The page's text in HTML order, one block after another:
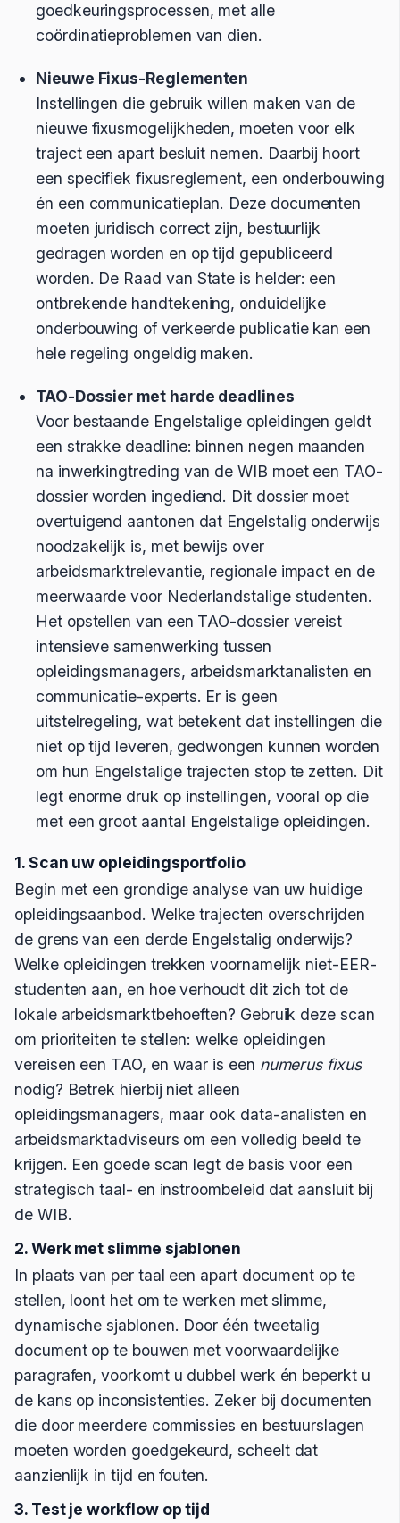
goedkeuringsprocessen, met alle
coördinatieproblemen van dien.
Nieuwe Fixus-Reglementen
Instellingen die gebruik willen maken van de
nieuwe fixusmogelijkheden, moeten voor elk
traject een apart besluit nemen. Daarbij hoort
een specifiek fixusreglement, een onderbouwing
én een communicatieplan. Deze documenten
moeten juridisch correct zijn, bestuurlijk
gedragen worden en op tijd gepubliceerd
worden. De Raad van State is helder: een
ontbrekende handtekening, onduidelijke
onderbouwing of verkeerde publicatie kan een
hele regeling ongeldig maken.
TAO-Dossier met harde deadlines
Voor bestaande Engelstalige opleidingen geldt
een strakke deadline: binnen negen maanden
na inwerkingtreding van de WIB moet een TAO-
dossier worden ingediend. Dit dossier moet
overtuigend aantonen dat Engelstalig onderwijs
noodzakelijk is, met bewijs over
arbeidsmarktrelevantie, regionale impact en de
meerwaarde voor Nederlandstalige studenten.
Het opstellen van een TAO-dossier vereist
intensieve samenwerking tussen
opleidingsmanagers, arbeidsmarktanalisten en
communicatie-experts. Er is geen
uitstelregeling, wat betekent dat instellingen die
niet op tijd leveren, gedwongen kunnen worden
om hun Engelstalige trajecten stop te zetten. Dit
legt enorme druk op instellingen, vooral op die
met een groot aantal Engelstalige opleidingen.
1. Scan uw opleidingsportfolio
Begin met een grondige analyse van uw huidige
opleidingsaanbod. Welke trajecten overschrijden
de grens van een derde Engelstalig onderwijs?
Welke opleidingen trekken voornamelijk niet-EER-
studenten aan, en hoe verhoudt dit zich tot de
lokale arbeidsmarktbehoeften? Gebruik deze scan
om prioriteiten te stellen: welke opleidingen
vereisen een TAO, en waar is een numerus fixus
nodig? Betrek hierbij niet alleen
opleidingsmanagers, maar ook data-analisten en
arbeidsmarktadviseurs om een volledig beeld te
krijgen. Een goede scan legt de basis voor een
strategisch taal- en instroombeleid dat aansluit bij
de WIB.
2. Werk met slimme sjablonen
In plaats van per taal een apart document op te
stellen, loont het om te werken met slimme,
dynamische sjablonen. Door één tweetalig
document op te bouwen met voorwaardelijke
paragrafen, voorkomt u dubbel werk én beperkt u
de kans op inconsistenties. Zeker bij documenten
die door meerdere commissies en bestuurslagen
moeten worden goedgekeurd, scheelt dat
aanzienlijk in tijd en fouten.
3. Test je workflow op tijd